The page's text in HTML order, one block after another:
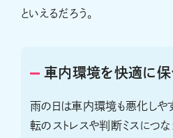
といえるだろう。
車内環境を快適に保
雨の日は車内環境も悪化しや
転のストレスや判断ミスにつな